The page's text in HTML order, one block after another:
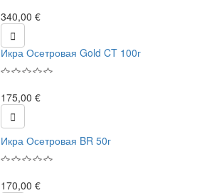
340,00 €

Икра Осетровая Gold CT 100г
175,00 €

Икра Осетровая BR 50г
170,00 €